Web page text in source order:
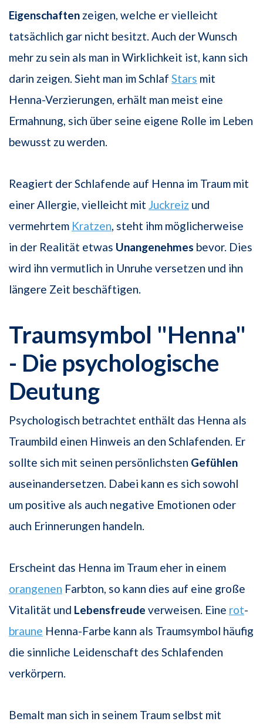
Eigenschaften zeigen, welche er vielleicht
tatsächlich gar nicht besitzt. Auch der Wunsch
mehr zu sein als man in Wirklichkeit ist, kann sich
darin zeigen. Sieht man im Schlaf Stars mit
Henna-Verzierungen, erhält man meist eine
Ermahnung, sich über seine eigene Rolle im Leben
bewusst zu werden.
Reagiert der Schlafende auf Henna im Traum mit
einer Allergie, vielleicht mit Juckreiz und
vermehrtem Kratzen , steht ihm möglicherweise
in der Realität etwas Unangenehmes bevor. Dies
wird ihn vermutlich in Unruhe versetzen und ihn
längere Zeit beschäftigen.
Traumsymbol "Henna"
- Die psychologische
Deutung
Psychologisch betrachtet enthält das Henna als
Traumbild einen Hinweis an den Schlafenden. Er
sollte sich mit seinen persönlichsten Gefühlen
auseinandersetzen. Dabei kann es sich sowohl
um positive als auch negative Emotionen oder
auch Erinnerungen handeln.
Erscheint das Henna im Traum eher in einem
orangenen Farbton, so kann dies auf eine große
Vitalität und Lebensfreude verweisen. Eine rot-
braune Henna-Farbe kann als Traumsymbol häufig
die sinnliche Leidenschaft des Schlafenden
verkörpern.
Bemalt man sich in seinem Traum selbst mit